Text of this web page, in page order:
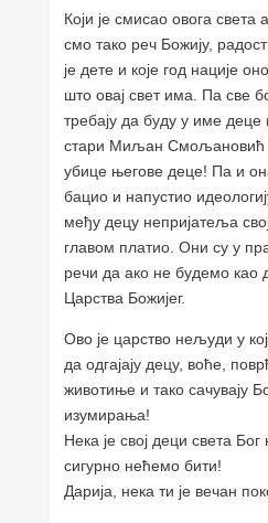
Који је смисао овога
смо тако реч Божију,
је дете и које год нације
што овај свет има. Па све
требају да буду у име
стари Миљан Смољановић
убице његове деце! Па и
бацио и напустио
међу децу непријатеља
главом платио. Они су у
речи да ако не будемо као
Царства Божијег.
Ово је царство нељуди у
да одгајају децу, воће,
животиње и тако сачувају
изумирања!
Нека је свој деци света
сигурно нећемо бити!
Дарија, нека ти је вечан